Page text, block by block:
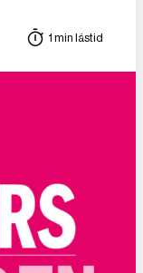
1 min lästid